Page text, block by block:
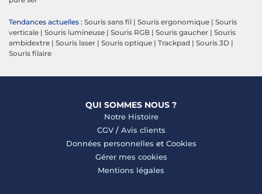
Tendances actuelles : Souris sans fil | Souris ergonomique | Souris
verticale | Souris lumineuse | Souris RGB | Souris gaucher | Souris
ambidextre | Souris laser | Souris optique | Trackpad | Souris 3D |
Souris filaire
QUI SOMMES NOUS ?
Notre Histoire
CGV/ Avis clients
Données personnelles et Cookies
Gérer mes cookies
Mentions légales